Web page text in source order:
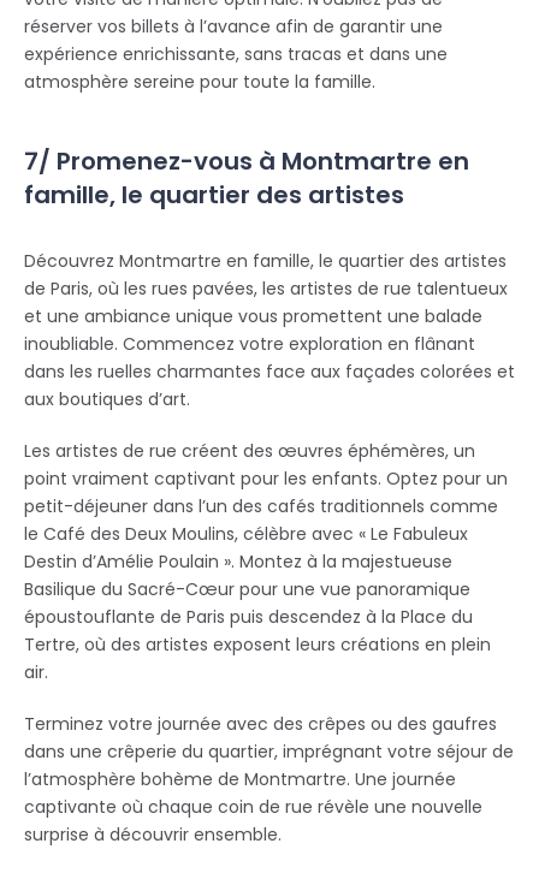
réserver vos billets à l’avance afin de garantir une
expérience enrichissante, sans tracas et dans une
atmosphère sereine pour toute la famille.
7/ Promenez-vous à Montmartre en
famille, le quartier des artistes
Découvrez Montmartre en famille, le quartier des artistes
de Paris, où les rues pavées, les artistes de rue talentueux
et une ambiance unique vous promettent une balade
inoubliable. Commencez votre exploration en flânant
dans les ruelles charmantes face aux façades colorées et
aux boutiques d’art.
Les artistes de rue créent des œuvres éphémères, un
point vraiment captivant pour les enfants. Optez pour un
petit-déjeuner dans l’un des cafés traditionnels comme
le Café des Deux Moulins, célèbre avec « Le Fabuleux
Destin d’Amélie Poulain ». Montez à la majestueuse
Basilique du Sacré-Cœur pour une vue panoramique
époustouflante de Paris puis descendez à la Place du
Tertre, où des artistes exposent leurs créations en plein
air.
Terminez votre journée avec des crêpes ou des gaufres
dans une crêperie du quartier, imprégnant votre séjour de
l’atmosphère bohème de Montmartre. Une journée
captivante où chaque coin de rue révèle une nouvelle
surprise à découvrir ensemble.